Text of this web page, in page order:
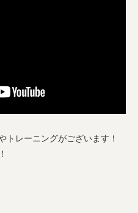
トレーニングがございます！